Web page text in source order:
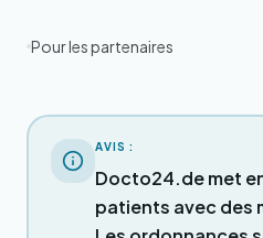
Pour les partenaires
AVIS :
Docto24.de met
patients avec des